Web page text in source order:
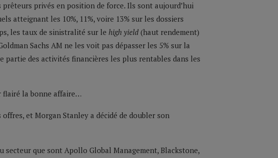
privés en position de force. Ils sont aujourd’hui
atteignant les 10%, 11%, voire 13% sur les dossiers
les taux de sinistralité sur le high yield (haut rendement)
Sachs AM ne les voit pas dépasser les 5% sur la
partie des activités financières les plus rentables dans les
flairé la bonne affaire…
et Morgan Stanley a décidé de doubler son
secteur que sont Apollo Global Management, Blackstone,